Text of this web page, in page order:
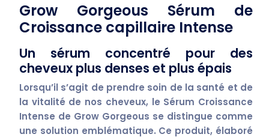
Grow Gorgeous Sérum de
Croissance capillaire Intense
Un sérum concentré pour des
cheveux plus denses et plus épais
Lorsqu’il s’agit de prendre soin de la santé et de
la vitalité de nos cheveux, le Sérum Croissance
Intense de Grow Gorgeous se distingue comme
une solution emblématique. Ce produit, élaboré